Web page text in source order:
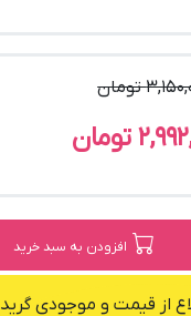
تومان
تومان
افزودن به سبد خرید
از قیمت و موجودی گرید